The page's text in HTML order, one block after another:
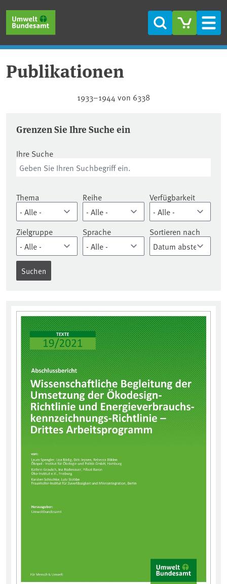
Suche
Publikationen
Publikationen
1933–1944 von 6338
Grenzen Sie Ihre Suche ein
Ihre Suche
Thema Reihe Verfügbarkeit
Zielgruppe Sprache Sortieren nach